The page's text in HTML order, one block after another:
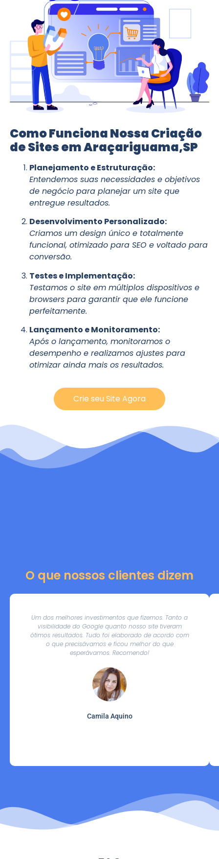
Como Funciona Nossa Criação
de Sites em Araçariguama,SP
Planejamento e Estruturação:
Entendemos suas necessidades e objetivos
de negócio para planejar um site que
entregue resultados.
Desenvolvimento Personalizado:
Criamos um design único e totalmente
funcional, otimizado para SEO e voltado para
conversão.
Testes e Implementação:
Testamos o site em múltiplos dispositivos e
browsers para garantir que ele funcione
perfeitamente.
Lançamento e Monitoramento:
Após o lançamento, monitoramos o
desempenho e realizamos ajustes para
otimizar ainda mais os resultados.
Crie seu Site Agora
O que nossos clientes dizem
Um dos melhores investimentos que fizemos. Tanto a
visibilidade do Google quanto nosso site tiveram
ótimos resultados. Tudo foi elaborado de acordo com
o que precisávamos e ficou melhor do que
esperávamos. Recomendo!
Camila Aquino